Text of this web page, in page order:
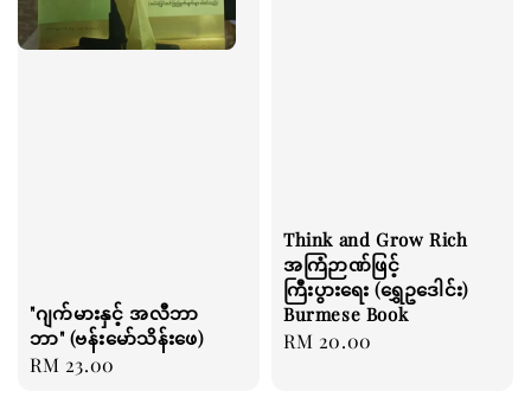
"ဂျက်မားနှင့် အလီဘာ
ဘာ" (ဗန်းမော်သိန်းဖေ)
Regular
RM 23.00
Think and Grow Rich
အကြံဉာဏ်ဖြင့်
ကြီးပွားရေး (ရွှေဥဒေါင်း)
Burmese Book
Regular
RM 20.00